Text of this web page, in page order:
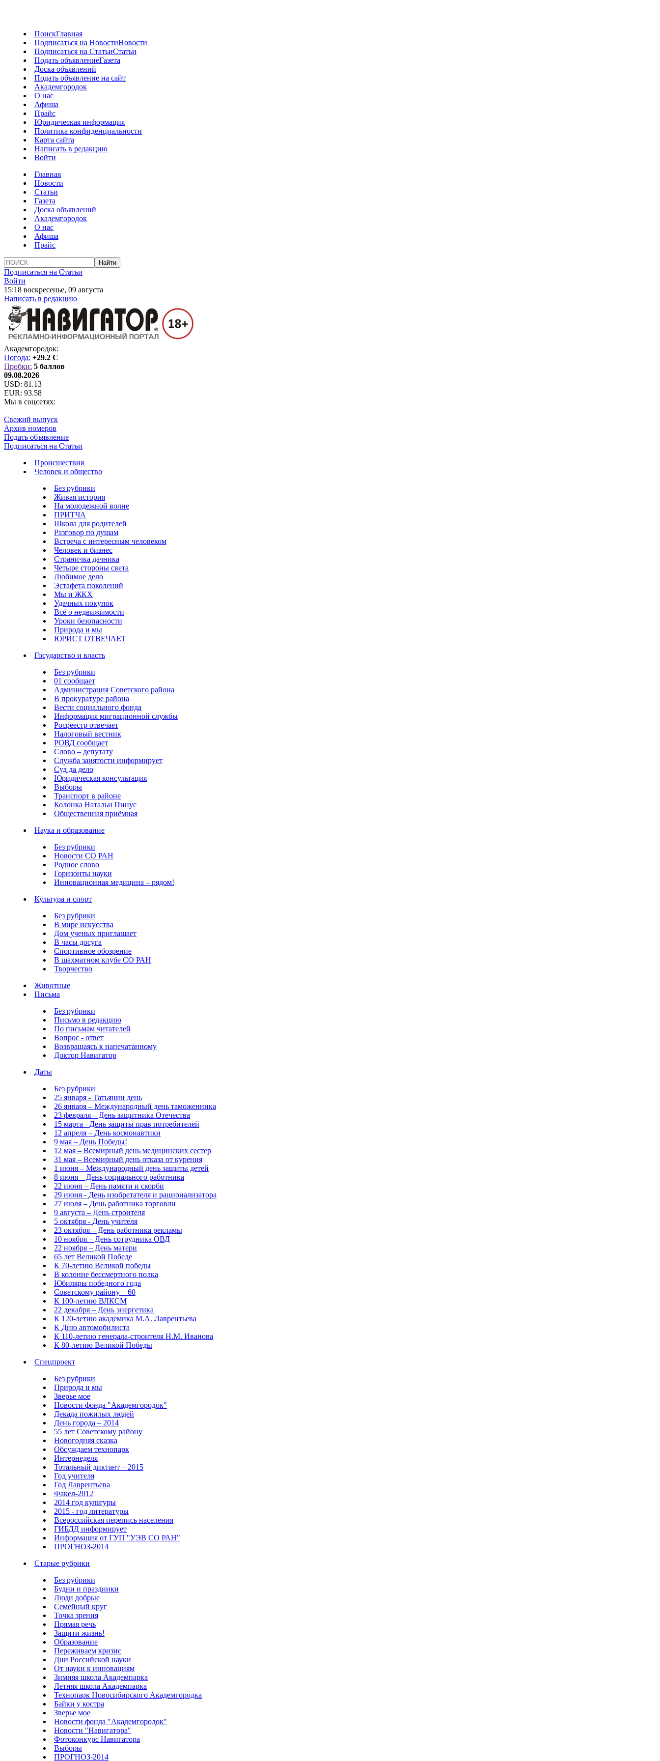
ПоискГлавная
Подписаться на НовостиНовости
Подписаться на СтатьиСтатьи
Подать объявлениеГазета
Доска объявлений
Подать объявление на сайт
Академгородок
О нас
Афиша
Прайс
Юридическая информация
Политика конфиденциальности
Карта сайта
Написать в редакцию
Войти
Главная
Новости
Статьи
Газета
Доска объявлений
Академгородок
О нас
Афиша
Прайс
Подписаться на Статьи
Войти
15:18 воскресенье, 09 августа
Написать в редакцию
Академгородок:
Погода: +29.2 C
Пробки: 5 баллов
09.08.2026
USD: 81.13
EUR: 93.58
Мы в соцсетях:
Свежий выпуск
Архив номеров
Подать объявление
Подписаться на Статьи
Происшествия
Человек и общество
Без рубрики
Живая история
На молодежной волне
ПРИТЧА
Школа для родителей
Разговор по душам
Встреча с интересным человеком
Человек и бизнес
Страничка дачника
Четыре стороны света
Любимое дело
Эстафета поколений
Мы и ЖКХ
Удачных покупок
Всё о недвижимости
Уроки безопасности
Природа и мы
ЮРИСТ ОТВЕЧАЕТ
Государство и власть
Без рубрики
01 сообщает
Администрация Советского района
В прокуратуре района
Вести социального фонда
Информация миграционной службы
Росреестр отвечает
Налоговый вестник
РОВД сообщает
Слово – депутату
Служба занятости информирует
Суд да дело
Юридическая консультация
Выборы
Транспорт в районе
Колонка Натальи Пинус
Общественная приёмная
Наука и образование
Без рубрики
Новости СО РАН
Родное слово
Горизонты науки
Инновационная медицина – рядом!
Культура и спорт
Без рубрики
В мире искусства
Дом ученых приглашает
В часы досуга
Спортивное обозрение
В шахматном клубе СО РАН
Творчество
Животные
Письма
Без рубрики
Письмо в редакцию
По письмам читателей
Вопрос - ответ
Возвращаясь к напечатанному
Доктор Навигатор
Даты
Без рубрики
25 января - Татьянин день
26 января – Международный день таможенника
23 февраля – День защитника Отечества
15 марта - День защиты прав потребителей
12 апреля – День космонавтики
9 мая – День Победы!
12 мая – Всемирный день медицинских сестер
31 мая – Всемирный день отказа от курения
1 июня – Международный день защиты детей
8 июня – День социального работника
22 июня – День памяти и скорби
29 июня - День изобретателя и рационализатора
27 июля – День работника торговли
9 августа – День строителя
5 октября - День учителя
23 октября – День работника рекламы
10 ноября – День сотрудника ОВД
22 ноября – День матери
65 лет Великой Победе
К 70-летию Великой победы
В колонне бессмертного полка
Юбиляры победного года
Советскому району – 60
К 100-летию ВЛКСМ
22 декабря – День энергетика
К 120-летию академика М.А. Лаврентьева
К Дню автомобилиста
К 110-летию генерала-строителя Н.М. Иванова
К 80-летию Великой Победы
Спецпроект
Без рубрики
Природа и мы
Зверье мое
Новости фонда "Академгородок"
Декада пожилых людей
День города – 2014
55 лет Советскому району
Новогодняя сказка
Обсуждаем технопарк
Интернеделя
Тотальный диктант – 2015
Год учителя
Год Лаврентьева
Факел-2012
2014 год культуры
2015 - год литературы
Всероссийская перепись населения
ГИБДД информирует
Информация от ГУП "УЭВ СО РАН"
ПРОГНОЗ-2014
Старые рубрики
Без рубрики
Будни и праздники
Люди добрые
Семейный круг
Точка зрения
Прямая речь
Защити жизнь!
Образование
Переживаем кризис
Дни Российской науки
От науки к инновациям
Зимняя школа Академпарка
Летняя школа Академпарка
Технопарк Новосибирского Академгородка
Байки у костра
Зверье мое
Новости фонда "Академгородок"
Новости "Навигатора"
Фотоконкурс Навигатора
Выборы
ПРОГНОЗ-2014